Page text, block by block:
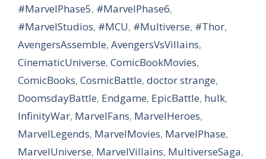
#MarvelPhase5, #MarvelPhase6,
#MarvelStudios, #MCU, #Multiverse, #Thor,
AvengersAssemble, AvengersVsVillains,
CinematicUniverse, ComicBookMovies,
ComicBooks, CosmicBattle, doctor strange,
DoomsdayBattle, Endgame, EpicBattle, hulk,
InfinityWar, MarvelFans, MarvelHeroes,
MarvelLegends, MarvelMovies, MarvelPhase,
MarvelUniverse, MarvelVillains, MultiverseSaga,